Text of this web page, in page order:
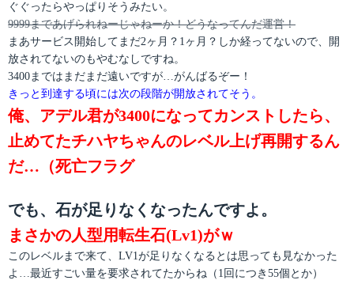
ぐぐったらやっぱりそうみたい。
9999まであげられねーじゃねーか！どうなってんだ運営！
まあサービス開始してまだ2ヶ月？1ヶ月？しか経ってないので、開
放されてないのもやむなしですね。
3400まではまだまだ遠いですが…がんばるぞー！
きっと到達する頃には次の段階が開放されてそう。
俺、アデル君が3400になってカンストしたら、
止めてたチハヤちゃんのレベル上げ再開するん
だ…（死亡フラグ
でも、石が足りなくなったんですよ。
まさかの人型用転生石(Lv1)がｗ
このレベルまで来て、LV1が足りなくなるとは思っても見なかった
よ…最近すごい量を要求されてたからね（1回につき55個とか）